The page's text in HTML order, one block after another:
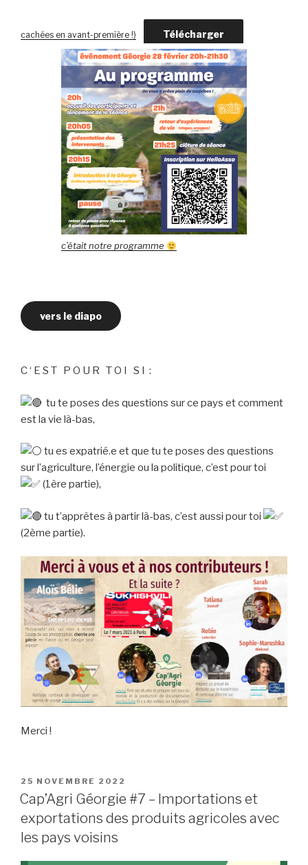
cachées en avant-première !) Télécharger
c’était notre programme
vers le diapo
C ‘ E S T P O U R T O I S I :
tu te poses des questions sur ce pays et comment
est la vie là-bas,
tu es expatrié.e et que tu te poses des questions
sur l’agriculture, l’énergie ou la politique, c’est pour toi
(1ère partie),
tu t’apprêtes à partir là-bas, c’est aussi pour toi
(2ème partie).
Merci !
25 NOVEMBRE 2022
Cap’Agri Géorgie #7 – Importations et
exportations des produits agricoles avec
les pays voisins